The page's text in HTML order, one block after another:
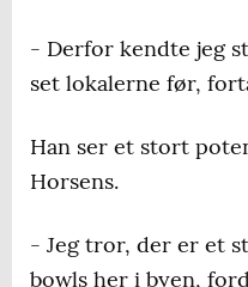
- Derfor kendte jeg
set lokalerne før,
Han ser et stort
Horsens.
- Jeg tror, der er et
bowls her i byen,